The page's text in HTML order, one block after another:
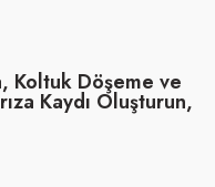
Koltuk Döşeme ve
Kaydı Oluşturun,